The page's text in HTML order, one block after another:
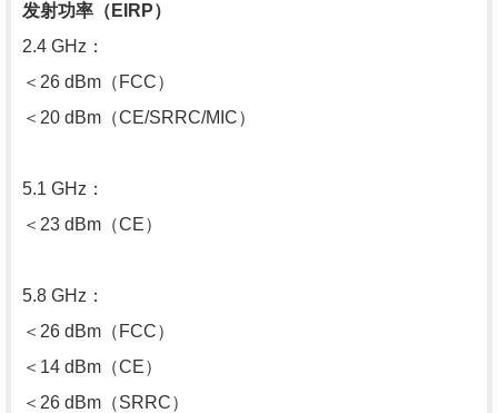
发射功率（EIRP）
2.4 GHz：
＜26 dBm（FCC）
＜20 dBm（CE/SRRC/MIC）
5.1 GHz：
＜23 dBm（CE）
5.8 GHz：
＜26 dBm（FCC）
＜14 dBm（CE）
＜26 dBm（SRRC）